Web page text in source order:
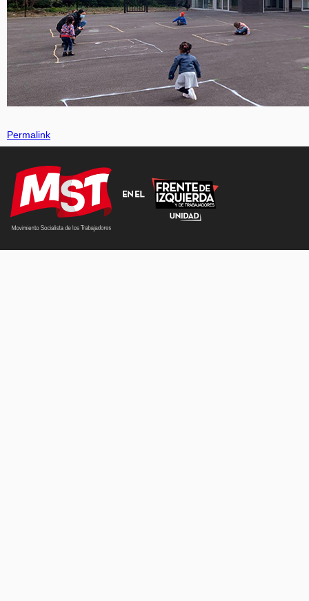
Permalink